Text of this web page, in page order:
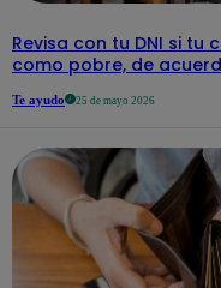
Revisa con tu DNI si tu
como pobre, de
Te ayudo 25 de mayo 2026